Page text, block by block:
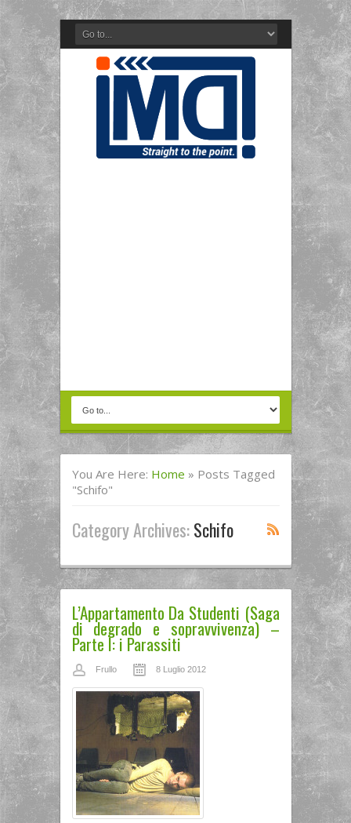
You Are Here: Home » Posts Tagged
"schifo"
Category Archives:Schifo
L’Appartamento Da Studenti (Saga
di degrado e sopravvivenza) –
Parte I: i Parassiti
Frullo 8 Luglio 2012